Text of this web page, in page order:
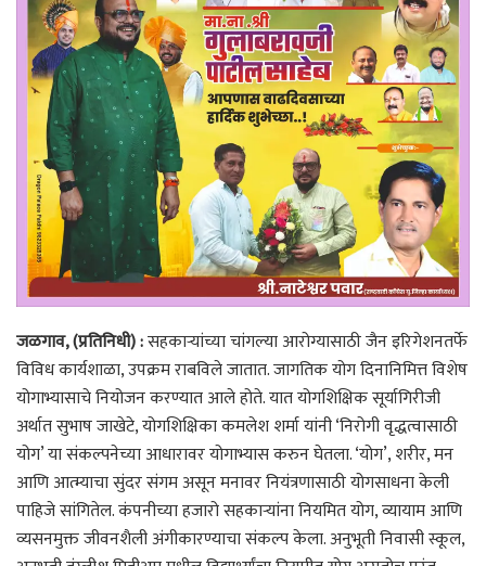
जळगाव, (प्रतिनिधी) :सहकाऱ्यांच्या चांगल्या आरोग्यासाठी जैन इरिगेशनतर्फे
विविध कार्यशाळा, उपक्रम राबविले जातात. जागतिक योग दिनानिमित्त विशेष
योगाभ्यासाचे नियोजन करण्यात आले होते. यात योगशिक्षिक सूर्यागिरीजी
अर्थात सुभाष जाखेटे, योगशिक्षिका कमलेश शर्मा यांनी ‘निरोगी वृद्धत्वासाठी
योग’ या संकल्पनेच्या आधारावर योगाभ्यास करुन घेतला. ‘योग’, शरीर, मन
आणि आत्म्याचा सुंदर संगम असून मनावर नियंत्रणासाठी योगसाधना केली
पाहिजे सांगितेल. कंपनीच्या हजारो सहकाऱ्यांना नियमित योग, व्यायाम आणि
व्यसनमुक्त जीवनशैली अंगीकारण्याचा संकल्प केला. अनुभूती निवासी स्कूल,